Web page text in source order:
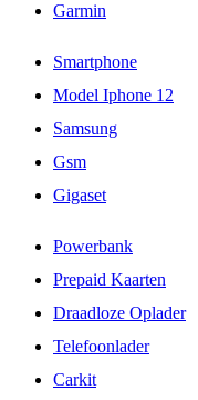
Garmin
Smartphone
Model Iphone 12
Samsung
Gsm
Gigaset
Powerbank
Prepaid Kaarten
Draadloze Oplader
Telefoonlader
Carkit